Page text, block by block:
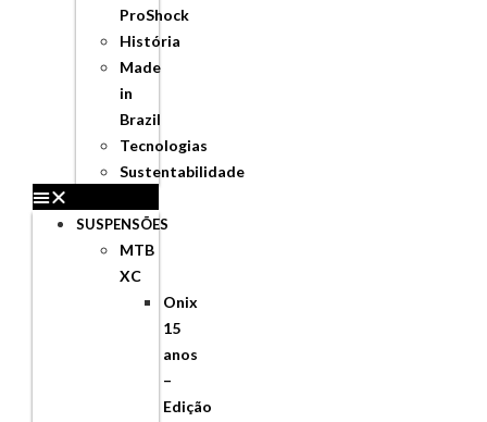
ProShock
História
Made
in
Brazil
Tecnologias
Sustentabilidade
SUSPENSÕES
MTB
XC
Onix
15
anos
–
Edição